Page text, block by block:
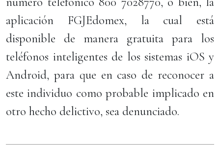
aplicación FGJEdomex, la cual está
disponible de manera gratuita para los
teléfonos inteligentes de los sistemas iOS y
Android, para que en caso de reconocer a
este individuo como probable implicado en
otro hecho delictivo, sea denunciado.